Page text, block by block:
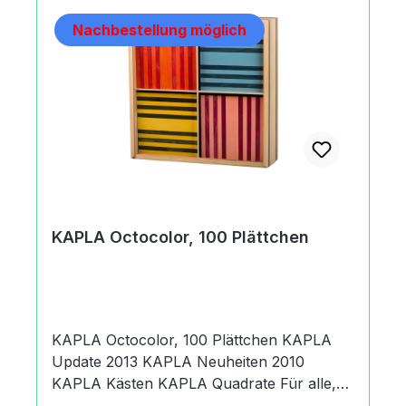
Nachbestellung möglich
KAPLA Octocolor, 100 Plättchen
KAPLA Octocolor, 100 Plättchen KAPLA
Update 2013 KAPLA Neuheiten 2010
KAPLA Kästen KAPLA Quadrate Für alle,